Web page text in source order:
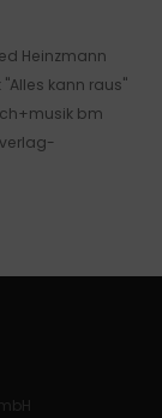
Heinzmann
kann raus"
bm